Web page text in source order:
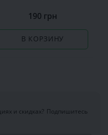
190 грн
В КОРЗИНУ
и скидках? Подпишитесь